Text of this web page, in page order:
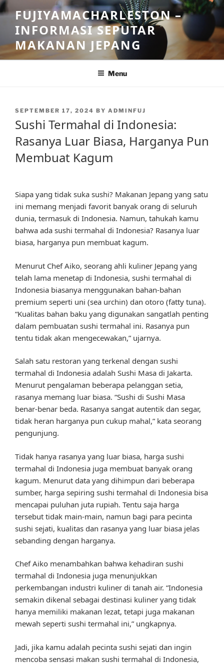
Skip
to
content
FUJIYAMACHARLESTON –
INFORMASI SEPUTAR
MAKANAN JEPANG
Menu
POSTED
SEPTEMBER 17, 2024 BY ADMINFUJ
Sushi Termahal di Indonesia:
Rasanya Luar Biasa, Harganya Pun
Membuat Kagum
Siapa yang tidak suka sushi? Makanan Jepang yang satu
ini memang menjadi favorit banyak orang di seluruh
dunia, termasuk di Indonesia. Namun, tahukah kamu
bahwa ada sushi termahal di Indonesia? Rasanya luar
biasa, harganya pun membuat kagum.
Menurut Chef Aiko, seorang ahli kuliner Jepang yang
telah lama menetap di Indonesia, sushi termahal di
Indonesia biasanya menggunakan bahan-bahan
premium seperti uni (sea urchin) dan otoro (fatty tuna).
“Kualitas bahan baku yang digunakan sangatlah penting
dalam pembuatan sushi termahal ini. Rasanya pun
tentu tidak akan mengecewakan,” ujarnya.
Salah satu restoran yang terkenal dengan sushi
termahal di Indonesia adalah Sushi Masa di Jakarta.
Menurut pengalaman beberapa pelanggan setia,
rasanya memang luar biasa. “Sushi di Sushi Masa
benar-benar beda. Rasanya sangat autentik dan segar,
tidak heran harganya pun cukup mahal,” kata seorang
pengunjung.
Tidak hanya rasanya yang luar biasa, harga sushi
termahal di Indonesia juga membuat banyak orang
kagum. Menurut data yang dihimpun dari beberapa
sumber, harga sepiring sushi termahal di Indonesia bisa
mencapai puluhan juta rupiah. Tentu saja harga
tersebut tidak main-main, namun bagi para pecinta
sushi sejati, kualitas dan rasanya yang luar biasa jelas
sebanding dengan harganya.
Chef Aiko menambahkan bahwa kehadiran sushi
termahal di Indonesia juga menunjukkan
perkembangan industri kuliner di tanah air. “Indonesia
semakin dikenal sebagai destinasi kuliner yang tidak
hanya memiliki makanan lezat, tetapi juga makanan
mewah seperti sushi termahal ini,” ungkapnya.
Jadi, jika kamu adalah pecinta sushi sejati dan ingin
mencoba sensasi makan sushi termahal di Indonesia,